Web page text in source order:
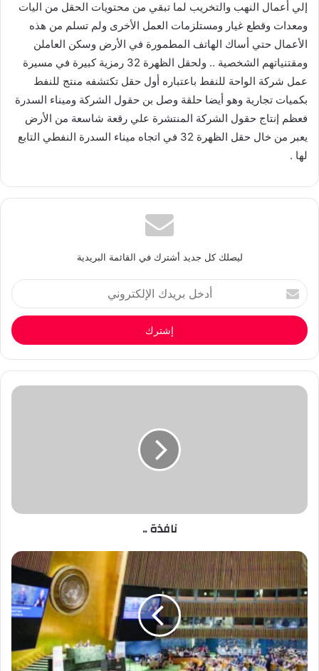
إلي أعمال النهب والتخريب لما تبقي من محتويات الحقل من اليات
ومعدات وقطع غيار ومستلزمات العمل الأخرى ولم تسلم من هذه
الأعمال حتي أساك الهاتف المطمورة في الأرض وسكن العاملن
ومقتنياتهم الشخصية .. ولحقل الظهرة 32 رمزية كبيرة في مسيرة
عمل شركة الواحة للنفط باعتباره أول حقل تكتشفه منتج للنفط
بكميات تجارية وهو أيضا حلقة وصل بن حقول الشركة وميناء السدرة
فعظم إنتاج حقول الشركة المنتشرة علي رقعة شاسعة من الأرض
يعبر من خال حقل الظهرة 32 في اتجاه ميناء السدرة النفطي التابع
لها .
ليصلك كل جديد أشترك في القائمة البريدية
أدخل
بريدك
الإلكتروني
نافذة ..